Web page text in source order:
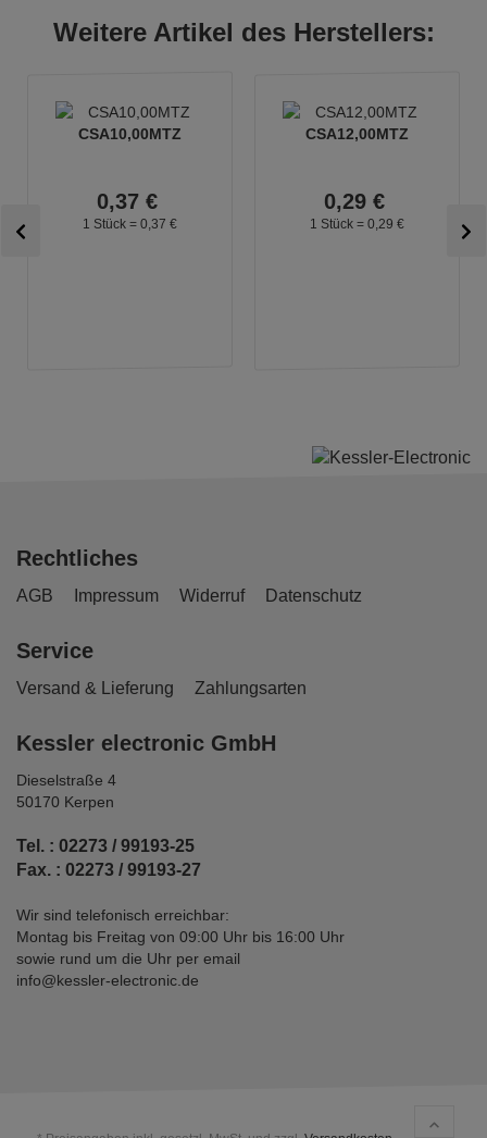
Weitere Artikel des Herstellers:
CSA10,00MTZ
0,37 €
1 Stück = 0, 37 €
CSA12,00MTZ
0,29 €
1 Stück = 0, 29 €
Rechtliches
AGB Impressum Widerruf Datenschutz
Service
Versand & Lieferung Zahlungsarten
Kessler electronic GmbH
Dieselstraße 4
50170 Kerpen
Tel. : 02273 / 99193-25
Fax. : 02273 / 99193-27
Wir sind telefonisch erreichbar:
Montag bis Freitag von 09:00 Uhr bis 16:00 Uhr
sowie rund um die Uhr per email
info@kessler-electronic.de